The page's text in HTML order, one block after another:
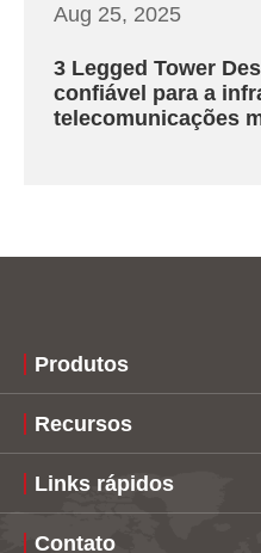
Aug 25, 2025
3 Legged Tower
confiável para a
telecomunicações
Produtos
Recursos
Links rápidos
Contato